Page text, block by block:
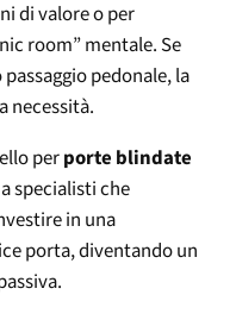
di valore o per
room” mentale. Se
pedonale, la
necessità.
perporte blindate
specialisti che
in una
porta, diventando un